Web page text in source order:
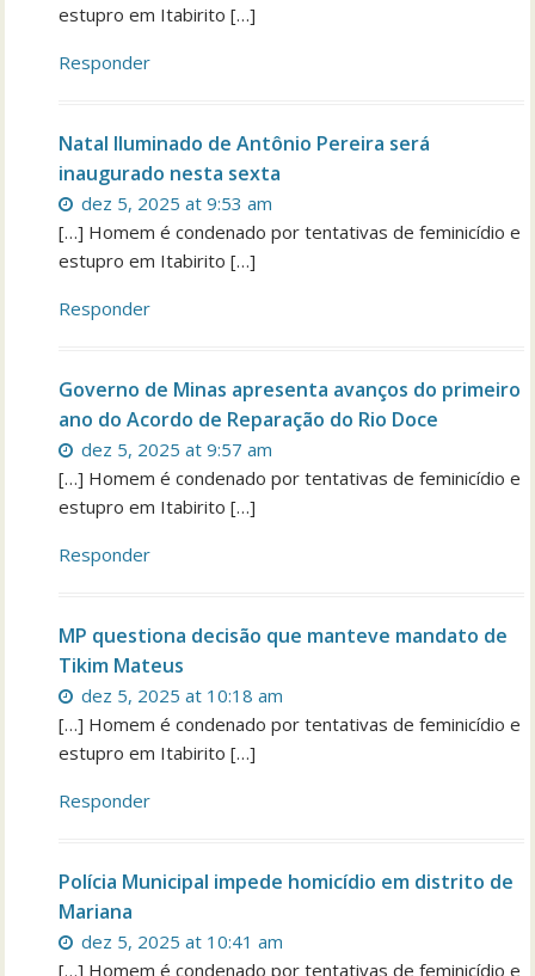
estupro em Itabirito […]
Responder
Natal Iluminado de Antônio Pereira será
inaugurado nesta sexta
dez 5, 2025 at 9:53 am
[…] Homem é condenado por tentativas de feminicídio e
estupro em Itabirito […]
Responder
Governo de Minas apresenta avanços do primeiro
ano do Acordo de Reparação do Rio Doce
dez 5, 2025 at 9:57 am
[…] Homem é condenado por tentativas de feminicídio e
estupro em Itabirito […]
Responder
MP questiona decisão que manteve mandato de
Tikim Mateus
dez 5, 2025 at 10:18 am
[…] Homem é condenado por tentativas de feminicídio e
estupro em Itabirito […]
Responder
Polícia Municipal impede homicídio em distrito de
Mariana
dez 5, 2025 at 10:41 am
[…] Homem é condenado por tentativas de feminicídio e